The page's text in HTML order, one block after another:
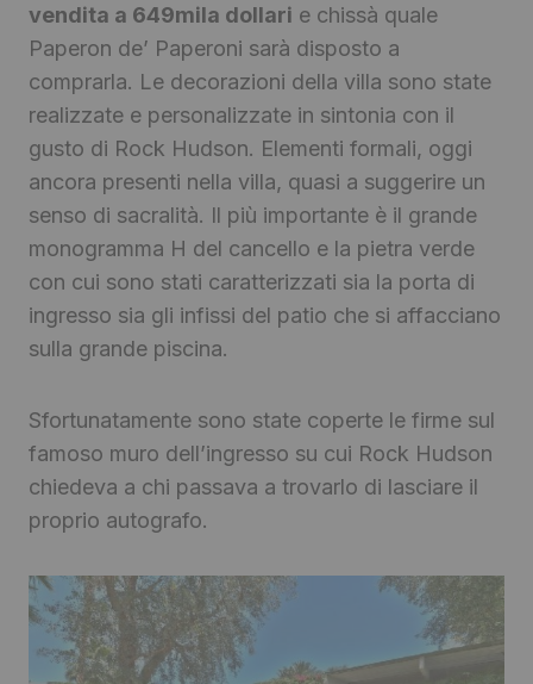
vendita a 649mila dollari e chissà quale
Paperon de’ Paperoni sarà disposto a
comprarla. Le decorazioni della villa sono state
realizzate e personalizzate in sintonia con il
gusto di Rock Hudson. Elementi formali, oggi
ancora presenti nella villa, quasi a suggerire un
senso di sacralità. Il più importante è il grande
monogramma H del cancello e la pietra verde
con cui sono stati caratterizzati sia la porta di
ingresso sia gli infissi del patio che si affacciano
sulla grande piscina.
Sfortunatamente sono state coperte le firme sul
famoso muro dell’ingresso su cui Rock Hudson
chiedeva a chi passava a trovarlo di lasciare il
proprio autografo.